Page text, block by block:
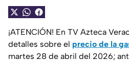
¡ATENCIÓN! En TV Azteca
detalles sobre el precio de la
martes 28 de abril del 2026;